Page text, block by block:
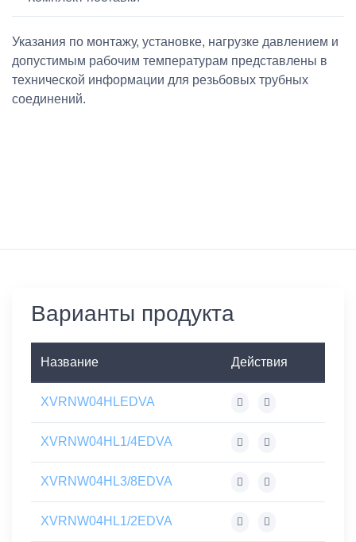
Указания по монтажу, установке, нагрузке давлением и
допустимым рабочим температурам представлены в
технической информации для резьбовых трубных
соединений.
Варианты продукта
Название Действия
XVRNW04HLEDVA
XVRNW04HL1/4EDVA
XVRNW04HL3/8EDVA
XVRNW04HL1/2EDVA